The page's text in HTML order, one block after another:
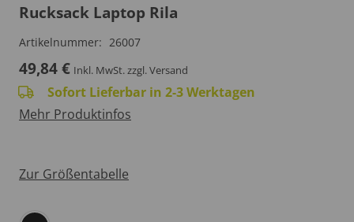
Rucksack Laptop Rila
Artikelnummer: 26007
49,84€ Inkl. MwSt.zzgl. Versand
Sofort Lieferbar in 2-3 Werktagen
Mehr Produktinfos
Zur Größentabelle